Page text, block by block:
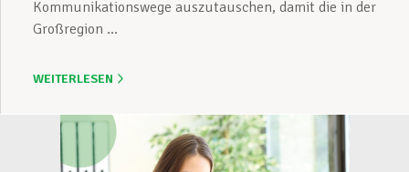
Kommunikationswege auszutauschen, damit die in der
Großregion ...
WEITERLESEN